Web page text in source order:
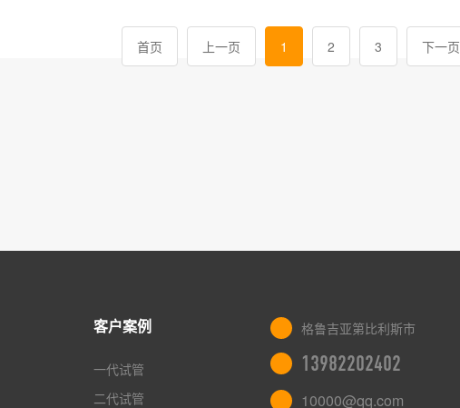
首页 上一页 1 2 3 下一页
客户案例
一代试管
二代试管
格鲁吉亚第比利斯市
13982202402
10000@qq.com